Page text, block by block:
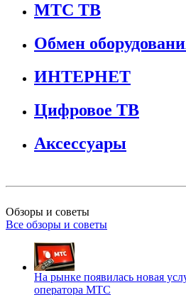
МТС ТВ
Обмен
ИНТЕРНЕТ
Цифровое ТВ
Аксессуары
Обзоры и советы
Все обзоры и советы
На рынке появилась новая
оператора МТС